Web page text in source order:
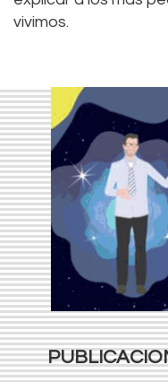
vivimos.